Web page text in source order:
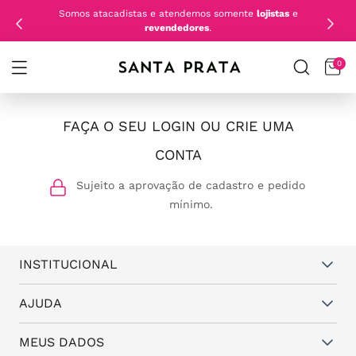
Somos atacadistas e atendemos somente lojistase
revendedores.
0
FAÇA O SEU LOGIN OU CRIE UMA
CONTA
Sujeito a aprovação de cadastro e pedido
mínimo.
INSTITUCIONAL
Quem somos
Vantagens
Política de Trocas e Garantia
AJUDA
Dúvidas frequentes
MEUS DADOS